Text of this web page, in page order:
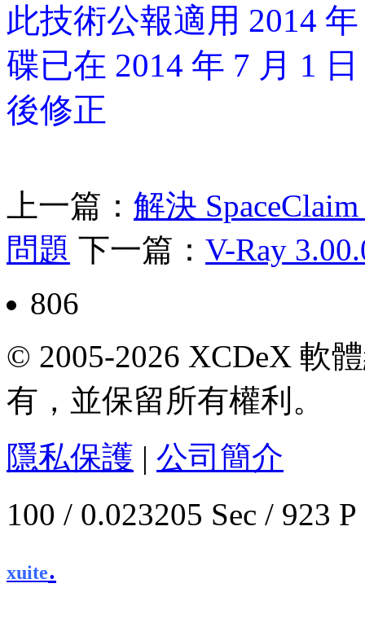
此技術公報適用 2014
碟已在 2014 年 7 月 1 日
後修正
上一篇： 解決
問題 下一篇： V-Ray
806
© 2005-2026 XCDeX 軟
有，並保留所有權利。
隱私保護 | 公司簡介
100 / 0.023205 Sec / 923
xuite.